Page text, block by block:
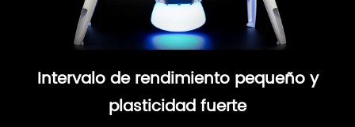
Intervalo de rendimiento pequeño y
plasticidad fuerte